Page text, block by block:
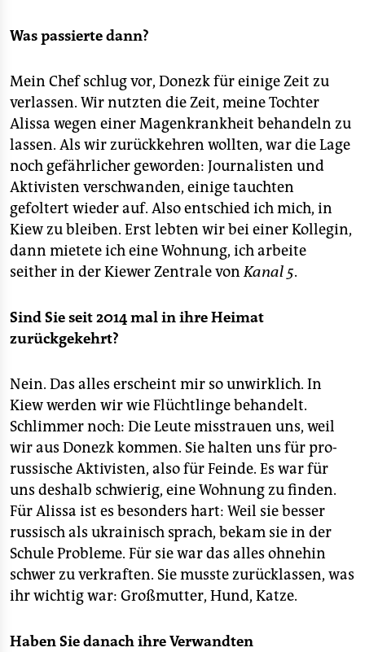
Was passierte dann?
Mein Chef schlug vor, Donezk für einige Zeit zu
verlassen. Wir nutzten die Zeit, meine Tochter
Alissa wegen einer Magenkrankheit behandeln zu
lassen. Als wir zurückkehren wollten, war die Lage
noch gefährlicher geworden: Journalisten und
Aktivisten verschwanden, einige tauchten
gefoltert wieder auf. Also entschied ich mich, in
Kiew zu bleiben. Erst lebten wir bei einer Kollegin,
dann mietete ich eine Wohnung, ich arbeite
seither in der Kiewer Zentrale vonKanal 5.
Sind Sie seit 2014 mal in ihre Heimat
zurückgekehrt?
Nein. Das alles erscheint mir so unwirklich. In
Kiew werden wir wie Flüchtlinge behandelt.
Schlimmer noch: Die Leute misstrauen uns, weil
wir aus Donezk kommen. Sie halten uns für pro-
russische Aktivisten, also für Feinde. Es war für
uns deshalb schwierig, eine Wohnung zu finden.
Für Alissa ist es besonders hart: Weil sie besser
russisch als ukrainisch sprach, bekam sie in der
Schule Probleme. Für sie war das alles ohnehin
schwer zu verkraften. Sie musste zurücklassen, was
ihr wichtig war: Großmutter, Hund, Katze.
Haben Sie danach ihre Verwandten